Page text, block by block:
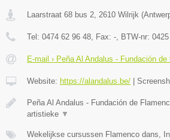
Laarstraat 68 bus 2 2610 Wilrijk (
Tel: 0474 62 96 48 , Fax: - , BTW-nr:
E-mail › Peña Al Andalus - Fundación
Website: https://alandalus.be/ |
Peña Al Andalus - Fundación de
artistieke ▼
Wekelijkse cursussen Flamenco dans,